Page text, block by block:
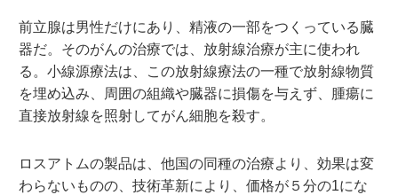
前立腺は男性だけにあり、精液の一部をつくっている臓
器だ。そのがんの治療では、放射線治療が主に使われ
る。小線源療法は、この放射線療法の一種で放射線物質
を埋め込み、周囲の組織や臓器に損傷を与えず、腫瘍に
直接放射線を照射してがん細胞を殺す。
ロスアトムの製品は、他国の同種の治療より、効果は変
わらないものの、技術革新により、価格が５分の1にな